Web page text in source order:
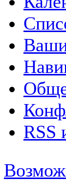
RSS